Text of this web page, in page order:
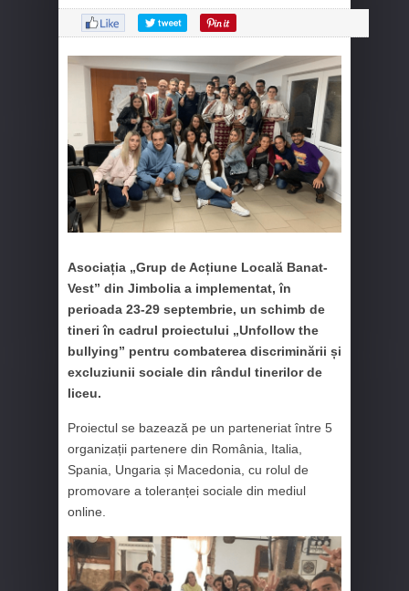
Asociația „Grup de Acțiune Locală Banat-
Vest” din Jimbolia a implementat, în
perioada 23-29 septembrie, un schimb de
tineri în cadrul proiectului „Unfollow the
bullying” pentru combaterea discriminării și
excluziunii sociale din rândul tinerilor de
liceu.
Proiectul se bazează pe un parteneriat între 5
organizații partenere din România, Italia,
Spania, Ungaria și Macedonia, cu rolul de
promovare a toleranței sociale din mediul
online.